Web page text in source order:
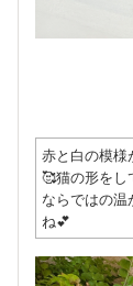
赤と白の模様
🥰猫の形をし
ならではの
ね💕